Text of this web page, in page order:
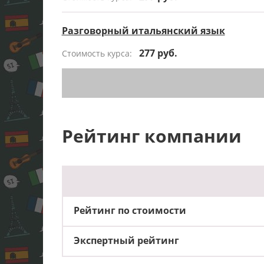
Разговорный итальянский язык
Стоимость курса: 277 руб.
Рейтинг компании
Рейтинг по стоимости
Экспертный рейтинг